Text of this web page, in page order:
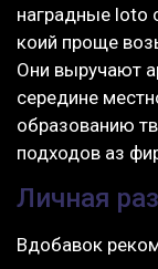
наградные loto
коий проще
Они выручают
середине
образованию
подходов аз
Личная
Вдобавок